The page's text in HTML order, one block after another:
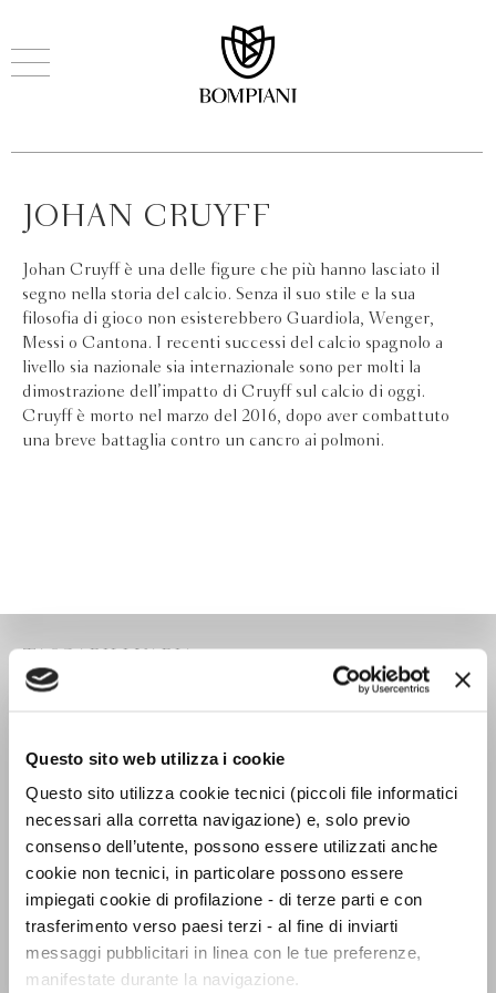
Questo sito web utilizza i cookie
Questo sito utilizza cookie tecnici (piccoli file informatici
necessari alla corretta navigazione) e, solo previo
consenso dell’utente, possono essere utilizzati anche
cookie non tecnici, in particolare possono essere
impiegati cookie di profilazione - di terze parti e con
trasferimento verso paesi terzi - al fine di inviarti
messaggi pubblicitari in linea con le tue preferenze,
manifestate durante la navigazione.
JOHAN CRUYFF
Johan Cruyff è una delle figure che più hanno lasciato il
segno nella storia del calcio. Senza il suo stile e la sua
filosofia di gioco non esisterebbero Guardiola, Wenger,
Messi o Cantona. I recenti successi del calcio spagnolo a
livello sia nazionale sia internazionale sono per molti la
dimostrazione dell’impatto di Cruyff sul calcio di oggi.
Cruyff è morto nel marzo del 2016, dopo aver combattuto
una breve battaglia contro un cancro ai polmoni.